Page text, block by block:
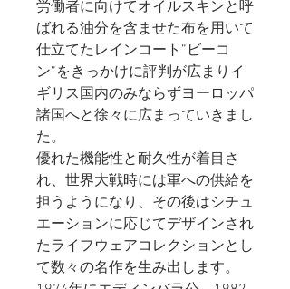
労働者に向けてオイルスキンと呼
ばれる油分を含ませた布を用いて
仕立てたレインコート”ビーコ
ン”をきっかけに評判が広まりイ
ギリス国内のみならずヨーロッパ
諸国へと徐々に広まっていきまし
た。
優れた機能性と耐久性が着目さ
れ、世界大戦時には軍への供給を
担うようになり、その後はシチュ
エーションに応じてデザインされ
たライフウェアコレクションとし
て数々の名作を生み出します。